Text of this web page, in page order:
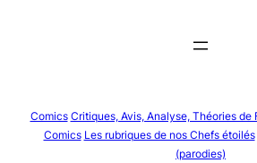
Comics Critiques, Avis, Analyse, Théories de
Comics Les rubriques de nos Chefs étoilés
(parodies)